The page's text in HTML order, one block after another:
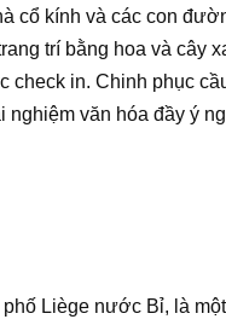
cổ kính và các con
trí bằng hoa và cây
in. Chinh phục
văn hóa đầy ý
Liège nước Bỉ, là